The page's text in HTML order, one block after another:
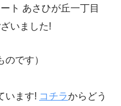
ト あさひが丘一丁目
いました!
のです）
います! コチラからどう